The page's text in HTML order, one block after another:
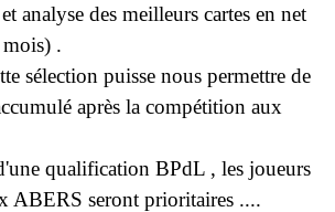
analyse des meilleurs cartes en net
.
sélection puisse nous permettre de
après la compétition aux
qualification BPdL , les joueurs
ABERS seront prioritaires ....